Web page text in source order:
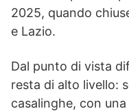
2025, quando
e Lazio.
Dal punto di vista
resta di alto livello:
casalinghe, con